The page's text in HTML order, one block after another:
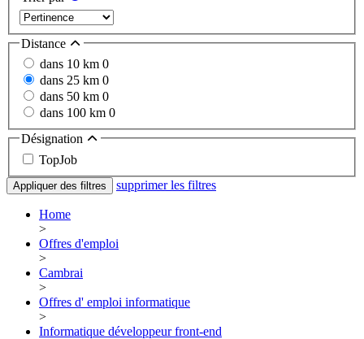
Distance
dans 10 km 0
dans 25 km 0
dans 50 km 0
dans 100 km 0
Désignation
TopJob
Appliquer des filtres supprimer les filtres
Home
>
Offres d'emploi
>
Cambrai
>
Offres d' emploi informatique
>
Informatique développeur front-end